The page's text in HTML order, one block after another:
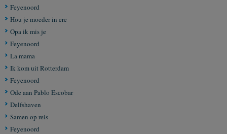
Feyenoord
Hou je moeder in ere
Opa ik mis je
Feyenoord
La mama
Ik kom uit Rotterdam
Feyenoord
Ode aan Pablo Escobar
Delfshaven
Samen op reis
Feyenoord